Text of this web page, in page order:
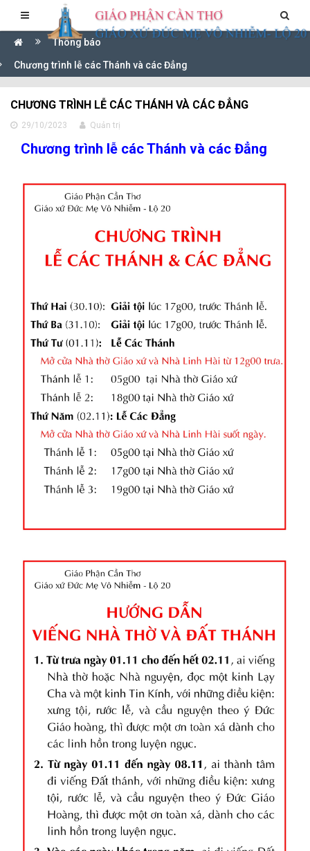
Thông báo
Chương trình lễ các Thánh và các Đẳng
CHƯƠNG TRÌNH LỄ CÁC THÁNH VÀ CÁC ĐẲNG
29/10/2023 Quản trị
Chương trình lễ các Thánh và các Đẳng